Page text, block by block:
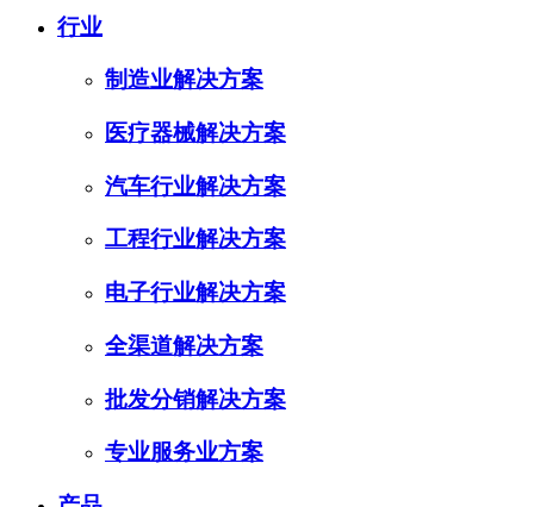
行业
制造业解决方案
医疗器械解决方案
汽车行业解决方案
工程行业解决方案
电子行业解决方案
全渠道解决方案
批发分销解决方案
专业服务业方案